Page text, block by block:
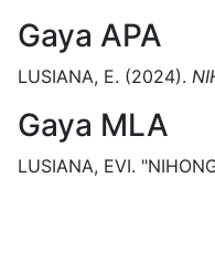
Gaya APA
LUSIANA, E. (2024).
Gaya MLA
LUSIANA, EVI.